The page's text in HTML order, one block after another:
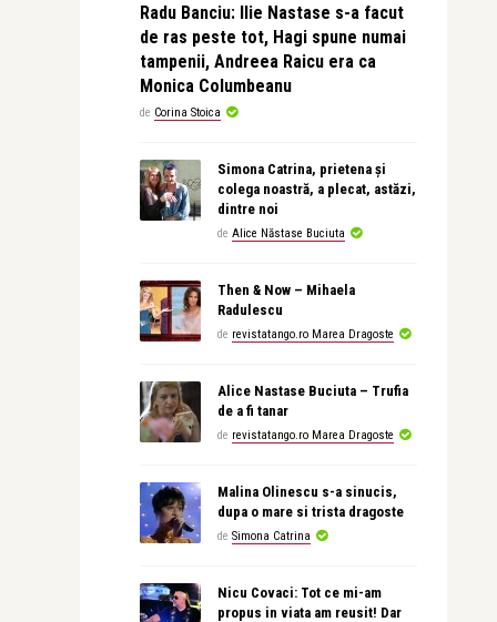
Radu Banciu: Ilie Nastase s-a facut
de ras peste tot, Hagi spune numai
tampenii, Andreea Raicu era ca
Monica Columbeanu
de Corina Stoica
Simona Catrina, prietena și
colega noastră, a plecat, astăzi,
dintre noi
de Alice Năstase Buciuta
Then & Now – Mihaela
Radulescu
de revistatango.ro Marea Dragoste
Alice Nastase Buciuta – Trufia
de a fi tanar
de revistatango.ro Marea Dragoste
Malina Olinescu s-a sinucis,
dupa o mare si trista dragoste
de Simona Catrina
Nicu Covaci: Tot ce mi-am
propus in viata am reusit! Dar